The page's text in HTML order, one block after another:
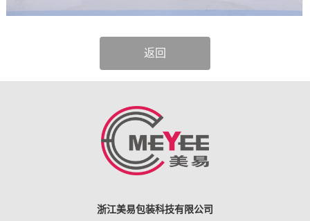
返回
浙江美易包装科技有限公司